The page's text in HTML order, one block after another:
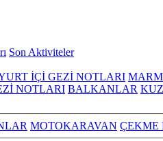
Son Aktiviteler
İÇİ GEZİ NOTLARI
NOTLARI BALKANLAR
MOTOKARAVAN ÇEKME